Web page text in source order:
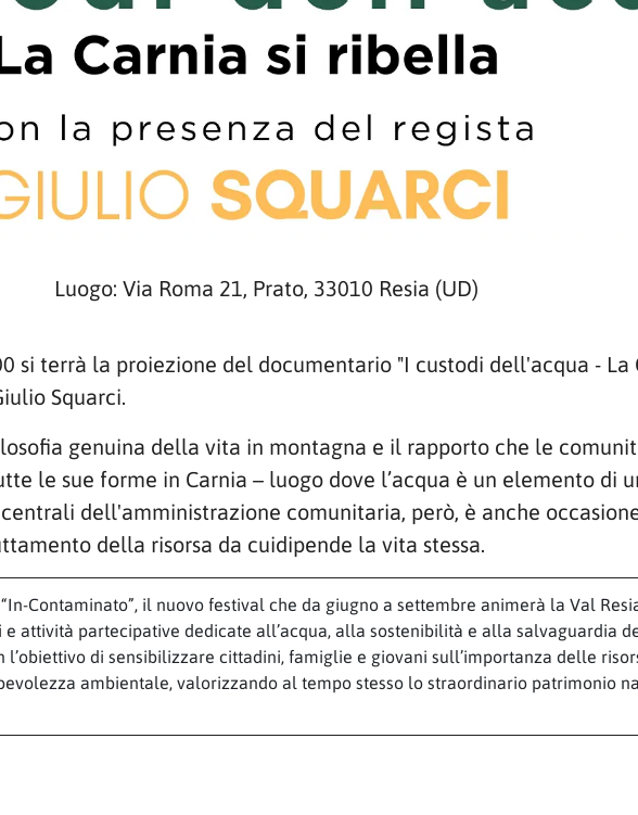
Luogo: Via Roma 21, Prato, 33010 Resia (UD)
si terrà la proiezione del documentario "I custodi dell'acqua - La
Squarci.
genuina della vita in montagna e il rapporto che le
le sue forme in Carnia – luogo dove l’acqua è un elemento di
dell'amministrazione comunitaria, però, è anche
della risorsa da cuidipende la vita stessa.
Contaminato”, il nuovo festival che da giugno a settembre animerà la Val
attività partecipative dedicate all’acqua, alla sostenibilità e alla salvaguardia
di sensibilizzare cittadini, famiglie e giovani sull’importanza delle
ambientale, valorizzando al tempo stesso lo straordinario patrimonio